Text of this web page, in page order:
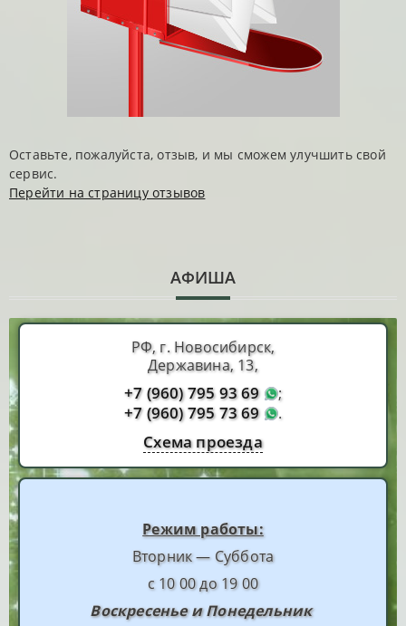
Оставьте, пожалуйста, отзыв, и мы сможем улучшить свой
сервис.
Перейти на страницу отзывов
АФИША
РФ, г. Новосибирск,
Державина, 13,
+7 (960) 795 93 69 ;
+7 (960) 795 73 69 .
Схема проезда
Режим работы:
Вторник — Суббота
с 10 00 до 19 00
Воскресенье и Понедельник